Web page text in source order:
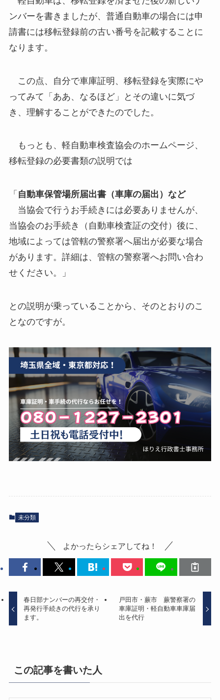
ンバーを書きましたが、普通自動車の場合には申
請書には移転登録前の古い番号を記載することに
なります。
この点、自分で車庫証明、移転登録を実際にや
ってみて「ああ、なるほど」とその違いに気づ
き、理解することができたのでした。
もっとも、軽自動車検査協会のホームページ、
移転登録の必要書類の説明では
「 自動車保管場所届出書（車庫の届出）など
当協会で行うお手続きには必要ありませんが、
当協会のお手続き（自動車検査証の交付）後に、
地域によっては管轄の警察署へ届出が必要な場合
があります。詳細は、管轄の警察署へお問い合わ
せください。」
との説明が乗っていることから、そのとおりのこ
となのですが。
未分類
よかったらシェアしてね！
春日部ナンバーの再交付・
再発行手続きの代行を承り
ます。
戸田市・蕨市 蕨警察署の
車庫証明・軽自動車車庫届
出を代行
この記事を書いた人